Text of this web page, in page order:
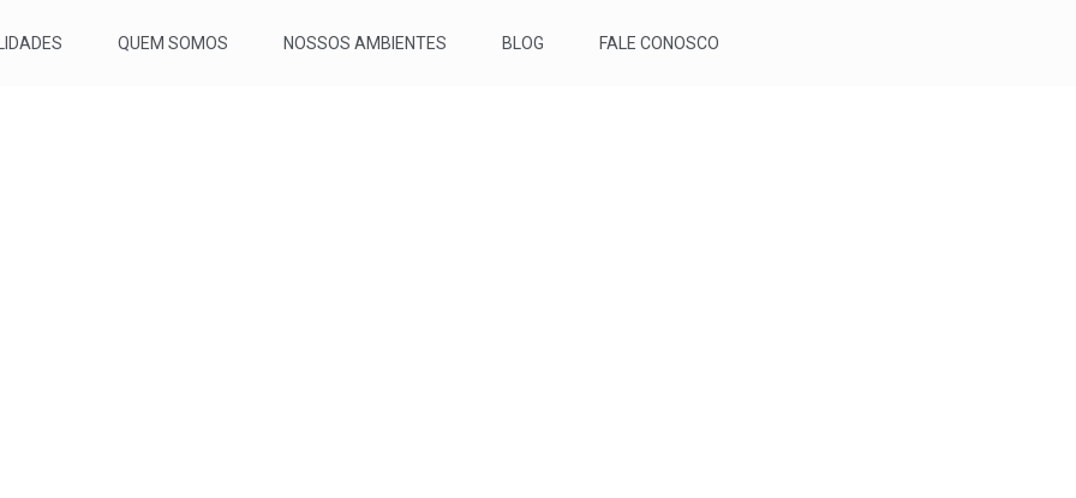
QUEM SOMOS NOSSOS AMBIENTES BLOG FALE CONOSCO